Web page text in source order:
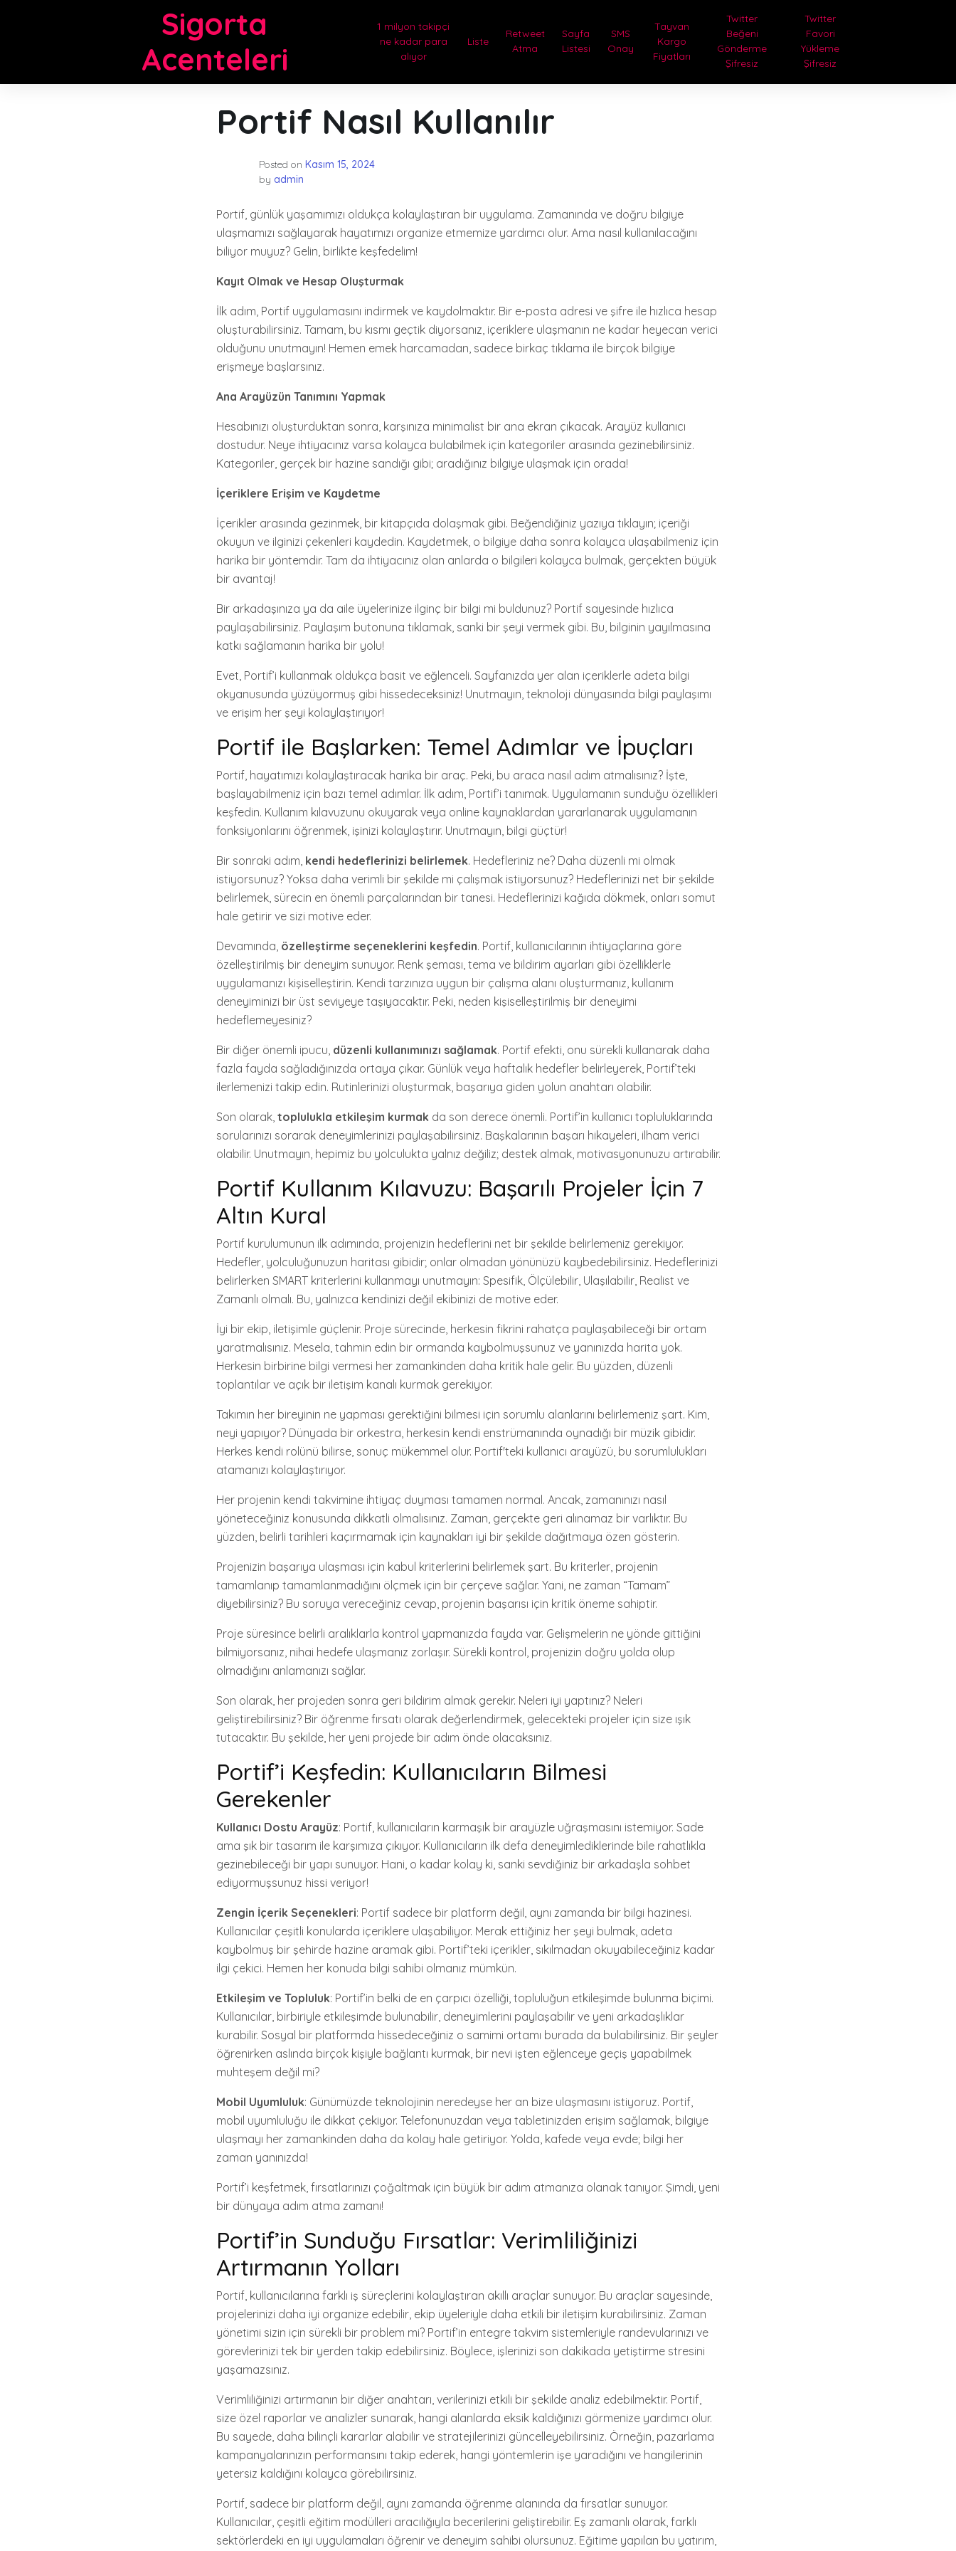
Sigorta
Acenteleri
1 milyon takipçi
ne kadar para
alıyor
Liste
Retweet
Atma
Sayfa
Listesi
SMS
Onay
Tayvan
Kargo
Fiyatları
Twitter
Beğeni
Gönderme
Şifresiz
Twitter
Favori
Yükleme
Şifresiz
Portif Nasıl Kullanılır
Posted on Kasım 15, 2024
by admin
Portif, günlük yaşamımızı oldukça kolaylaştıran bir uygulama. Zamanında ve doğru bilgiye
ulaşmamızı sağlayarak hayatımızı organize etmemize yardımcı olur. Ama nasıl kullanılacağını
biliyor muyuz? Gelin, birlikte keşfedelim!
Kayıt Olmak ve Hesap Oluşturmak
İlk adım, Portif uygulamasını indirmek ve kaydolmaktır. Bir e-posta adresi ve şifre ile hızlıca hesap
oluşturabilirsiniz. Tamam, bu kısmı geçtik diyorsanız, içeriklere ulaşmanın ne kadar heyecan verici
olduğunu unutmayın! Hemen emek harcamadan, sadece birkaç tıklama ile birçok bilgiye
erişmeye başlarsınız.
Ana Arayüzün Tanımını Yapmak
Hesabınızı oluşturduktan sonra, karşınıza minimalist bir ana ekran çıkacak. Arayüz kullanıcı
dostudur. Neye ihtiyacınız varsa kolayca bulabilmek için kategoriler arasında gezinebilirsiniz.
Kategoriler, gerçek bir hazine sandığı gibi; aradığınız bilgiye ulaşmak için orada!
İçeriklere Erişim ve Kaydetme
İçerikler arasında gezinmek, bir kitapçıda dolaşmak gibi. Beğendiğiniz yazıya tıklayın; içeriği
okuyun ve ilginizi çekenleri kaydedin. Kaydetmek, o bilgiye daha sonra kolayca ulaşabilmeniz için
harika bir yöntemdir. Tam da ihtiyacınız olan anlarda o bilgileri kolayca bulmak, gerçekten büyük
bir avantaj!
Bir arkadaşınıza ya da aile üyelerinize ilginç bir bilgi mi buldunuz? Portif sayesinde hızlıca
paylaşabilirsiniz. Paylaşım butonuna tıklamak, sanki bir şeyi vermek gibi. Bu, bilginin yayılmasına
katkı sağlamanın harika bir yolu!
Evet, Portif’i kullanmak oldukça basit ve eğlenceli. Sayfanızda yer alan içeriklerle adeta bilgi
okyanusunda yüzüyormuş gibi hissedeceksiniz! Unutmayın, teknoloji dünyasında bilgi paylaşımı
ve erişim her şeyi kolaylaştırıyor!
Portif ile Başlarken: Temel Adımlar ve İpuçları
Portif, hayatımızı kolaylaştıracak harika bir araç. Peki, bu araca nasıl adım atmalısınız? İşte,
başlayabilmeniz için bazı temel adımlar. İlk adım, Portif’i tanımak. Uygulamanın sunduğu özellikleri
keşfedin. Kullanım kılavuzunu okuyarak veya online kaynaklardan yararlanarak uygulamanın
fonksiyonlarını öğrenmek, işinizi kolaylaştırır. Unutmayın, bilgi güçtür!
Bir sonraki adım, kendi hedeflerinizi belirlemek. Hedefleriniz ne? Daha düzenli mi olmak
istiyorsunuz? Yoksa daha verimli bir şekilde mi çalışmak istiyorsunuz? Hedeflerinizi net bir şekilde
belirlemek, sürecin en önemli parçalarından bir tanesi. Hedeflerinizi kağıda dökmek, onları somut
hale getirir ve sizi motive eder.
Devamında, özelleştirme seçeneklerini keşfedin. Portif, kullanıcılarının ihtiyaçlarına göre
özelleştirilmiş bir deneyim sunuyor. Renk şeması, tema ve bildirim ayarları gibi özelliklerle
uygulamanızı kişiselleştirin. Kendi tarzınıza uygun bir çalışma alanı oluşturmanız, kullanım
deneyiminizi bir üst seviyeye taşıyacaktır. Peki, neden kişiselleştirilmiş bir deneyimi
hedeflemeyesiniz?
Bir diğer önemli ipucu, düzenli kullanımınızı sağlamak. Portif efekti, onu sürekli kullanarak daha
fazla fayda sağladığınızda ortaya çıkar. Günlük veya haftalık hedefler belirleyerek, Portif’teki
ilerlemenizi takip edin. Rutinlerinizi oluşturmak, başarıya giden yolun anahtarı olabilir.
Son olarak, toplulukla etkileşim kurmak da son derece önemli. Portif’in kullanıcı topluluklarında
sorularınızı sorarak deneyimlerinizi paylaşabilirsiniz. Başkalarının başarı hikayeleri, ilham verici
olabilir. Unutmayın, hepimiz bu yolculukta yalnız değiliz; destek almak, motivasyonunuzu artırabilir.
Portif Kullanım Kılavuzu: Başarılı Projeler İçin 7
Altın Kural
Portif kurulumunun ilk adımında, projenizin hedeflerini net bir şekilde belirlemeniz gerekiyor.
Hedefler, yolculuğunuzun haritası gibidir; onlar olmadan yönünüzü kaybedebilirsiniz. Hedeflerinizi
belirlerken SMART kriterlerini kullanmayı unutmayın: Spesifik, Ölçülebilir, Ulaşılabilir, Realist ve
Zamanlı olmalı. Bu, yalnızca kendinizi değil ekibinizi de motive eder.
İyi bir ekip, iletişimle güçlenir. Proje sürecinde, herkesin fikrini rahatça paylaşabileceği bir ortam
yaratmalısınız. Mesela, tahmin edin bir ormanda kaybolmuşsunuz ve yanınızda harita yok.
Herkesin birbirine bilgi vermesi her zamankinden daha kritik hale gelir. Bu yüzden, düzenli
toplantılar ve açık bir iletişim kanalı kurmak gerekiyor.
Takımın her bireyinin ne yapması gerektiğini bilmesi için sorumlu alanlarını belirlemeniz şart. Kim,
neyi yapıyor? Dünyada bir orkestra, herkesin kendi enstrümanında oynadığı bir müzik gibidir.
Herkes kendi rolünü bilirse, sonuç mükemmel olur. Portif'teki kullanıcı arayüzü, bu sorumlulukları
atamanızı kolaylaştırıyor.
Her projenin kendi takvimine ihtiyaç duyması tamamen normal. Ancak, zamanınızı nasıl
yöneteceğiniz konusunda dikkatli olmalısınız. Zaman, gerçekte geri alınamaz bir varlıktır. Bu
yüzden, belirli tarihleri kaçırmamak için kaynakları iyi bir şekilde dağıtmaya özen gösterin.
Projenizin başarıya ulaşması için kabul kriterlerini belirlemek şart. Bu kriterler, projenin
tamamlanıp tamamlanmadığını ölçmek için bir çerçeve sağlar. Yani, ne zaman “Tamam”
diyebilirsiniz? Bu soruya vereceğiniz cevap, projenin başarısı için kritik öneme sahiptir.
Proje süresince belirli aralıklarla kontrol yapmanızda fayda var. Gelişmelerin ne yönde gittiğini
bilmiyorsanız, nihai hedefe ulaşmanız zorlaşır. Sürekli kontrol, projenizin doğru yolda olup
olmadığını anlamanızı sağlar.
Son olarak, her projeden sonra geri bildirim almak gerekir. Neleri iyi yaptınız? Neleri
geliştirebilirsiniz? Bir öğrenme fırsatı olarak değerlendirmek, gelecekteki projeler için size ışık
tutacaktır. Bu şekilde, her yeni projede bir adım önde olacaksınız.
Portif’i Keşfedin: Kullanıcıların Bilmesi
Gerekenler
Kullanıcı Dostu Arayüz: Portif, kullanıcıların karmaşık bir arayüzle uğraşmasını istemiyor. Sade
ama şık bir tasarım ile karşımıza çıkıyor. Kullanıcıların ilk defa deneyimlediklerinde bile rahatlıkla
gezinebileceği bir yapı sunuyor. Hani, o kadar kolay ki, sanki sevdiğiniz bir arkadaşla sohbet
ediyormuşsunuz hissi veriyor!
Zengin İçerik Seçenekleri: Portif sadece bir platform değil, aynı zamanda bir bilgi hazinesi.
Kullanıcılar çeşitli konularda içeriklere ulaşabiliyor. Merak ettiğiniz her şeyi bulmak, adeta
kaybolmuş bir şehirde hazine aramak gibi. Portif’teki içerikler, sıkılmadan okuyabileceğiniz kadar
ilgi çekici. Hemen her konuda bilgi sahibi olmanız mümkün.
Etkileşim ve Topluluk: Portif’in belki de en çarpıcı özelliği, topluluğun etkileşimde bulunma biçimi.
Kullanıcılar, birbiriyle etkileşimde bulunabilir, deneyimlerini paylaşabilir ve yeni arkadaşlıklar
kurabilir. Sosyal bir platformda hissedeceğiniz o samimi ortamı burada da bulabilirsiniz. Bir şeyler
öğrenirken aslında birçok kişiyle bağlantı kurmak, bir nevi işten eğlenceye geçiş yapabilmek
muhteşem değil mi?
Mobil Uyumluluk: Günümüzde teknolojinin neredeyse her an bize ulaşmasını istiyoruz. Portif,
mobil uyumluluğu ile dikkat çekiyor. Telefonunuzdan veya tabletinizden erişim sağlamak, bilgiye
ulaşmayı her zamankinden daha da kolay hale getiriyor. Yolda, kafede veya evde; bilgi her
zaman yanınızda!
Portif’i keşfetmek, fırsatlarınızı çoğaltmak için büyük bir adım atmanıza olanak tanıyor. Şimdi, yeni
bir dünyaya adım atma zamanı!
Portif’in Sunduğu Fırsatlar: Verimliliğinizi
Artırmanın Yolları
Portif, kullanıcılarına farklı iş süreçlerini kolaylaştıran akıllı araçlar sunuyor. Bu araçlar sayesinde,
projelerinizi daha iyi organize edebilir, ekip üyeleriyle daha etkili bir iletişim kurabilirsiniz. Zaman
yönetimi sizin için sürekli bir problem mi? Portif’in entegre takvim sistemleriyle randevularınızı ve
görevlerinizi tek bir yerden takip edebilirsiniz. Böylece, işlerinizi son dakikada yetiştirme stresini
yaşamazsınız.
Verimliliğinizi artırmanın bir diğer anahtarı, verilerinizi etkili bir şekilde analiz edebilmektir. Portif,
size özel raporlar ve analizler sunarak, hangi alanlarda eksik kaldığınızı görmenize yardımcı olur.
Bu sayede, daha bilinçli kararlar alabilir ve stratejilerinizi güncelleyebilirsiniz. Örneğin, pazarlama
kampanyalarınızın performansını takip ederek, hangi yöntemlerin işe yaradığını ve hangilerinin
yetersiz kaldığını kolayca görebilirsiniz.
Portif, sadece bir platform değil, aynı zamanda öğrenme alanında da fırsatlar sunuyor.
Kullanıcılar, çeşitli eğitim modülleri aracılığıyla becerilerini geliştirebilir. Eş zamanlı olarak, farklı
sektörlerdeki en iyi uygulamaları öğrenir ve deneyim sahibi olursunuz. Eğitime yapılan bu yatırım,